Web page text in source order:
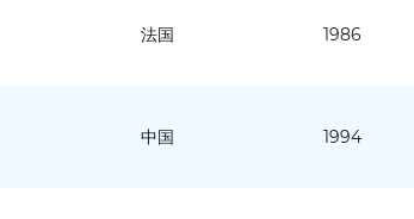
法国 1986
中国 1994